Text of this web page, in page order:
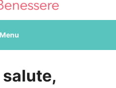
Menu
salute,